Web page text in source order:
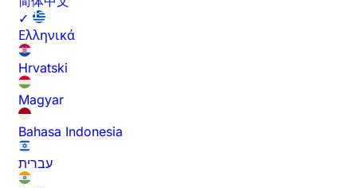
✓
Ελληνικά
Hrvatski
Magyar
Bahasa Indonesia
עברית